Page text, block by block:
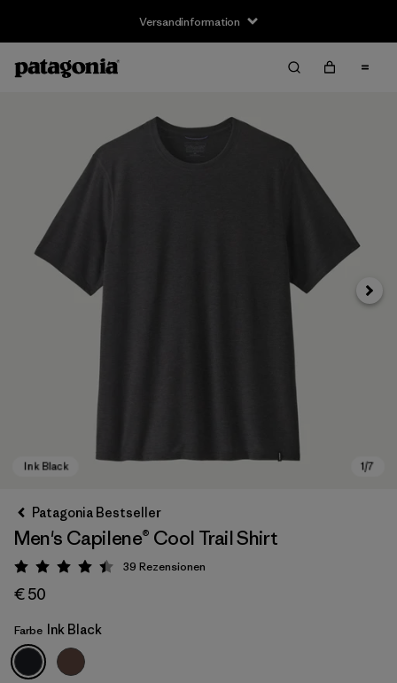
Versandinformation
Ink Black
Patagonia Bestseller
Men's Capilene® Cool Trail Shirt
Bewertung: 4.4 / 5
39 Rezensionen
€ 50
Farbe Ink Black